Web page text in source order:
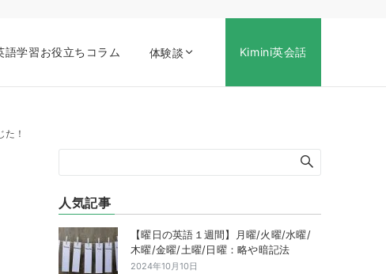
語学習お役立ちコラム 体験談 Kimini英会話
！
人気記事
【曜日の英語１週間】月曜/火曜/水曜/
木曜/金曜/土曜/日曜：略や暗記法
2024年10月10日